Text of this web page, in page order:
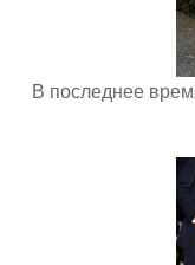
В последнее